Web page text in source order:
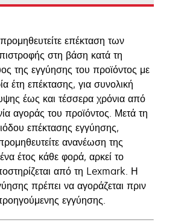
επέκταση των
στη βάση κατά τη
της εγγύησης του προϊόντος με
έτη επέκτασης, για συνολική
έως και τέσσερα χρόνια από
αγοράς του προϊόντος. Μετά τη
επέκτασης εγγύησης,
ανανέωση της
έτος κάθε φορά, αρκεί το
από τη Lexmark. Η
πρέπει να αγοράζεται πριν
εγγύησης.